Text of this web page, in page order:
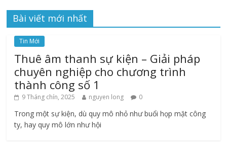
Bài viết mới nhất
Tin Mới
Thuê âm thanh sự kiện – Giải pháp
chuyên nghiệp cho chương trình
thành công số 1
9 Tháng chín, 2025 nguyen long 0
Trong một sự kiện, dù quy mô nhỏ như buổi họp mặt công
ty, hay quy mô lớn như hội